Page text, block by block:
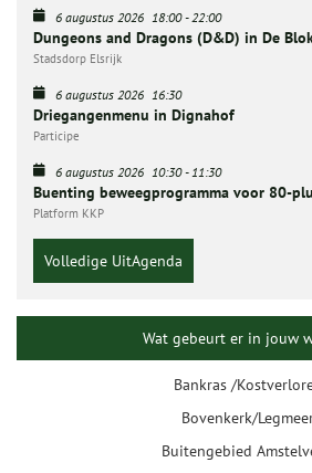
6 augustus 2026 18:00-22:00
Dungeons and Dragons (D&D) in De
Stadsdorp Elsrijk
6 augustus 2026 16:30
Driegangenmenu in Dignahof
Participe
6 augustus 2026 10:30-11:30
Buenting beweegprogramma voor 80-
Platform KKP
Volledige UitAgenda
Wat gebeurt er in jouw
Bankras /
Bovenkerk/
Buitengebied